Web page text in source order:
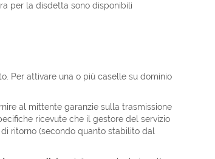
per la disdetta sono disponibili
Per attivare una o più caselle su dominio
al mittente garanzie sulla trasmissione
ricevute che il gestore del servizio
ritorno (secondo quanto stabilito dal